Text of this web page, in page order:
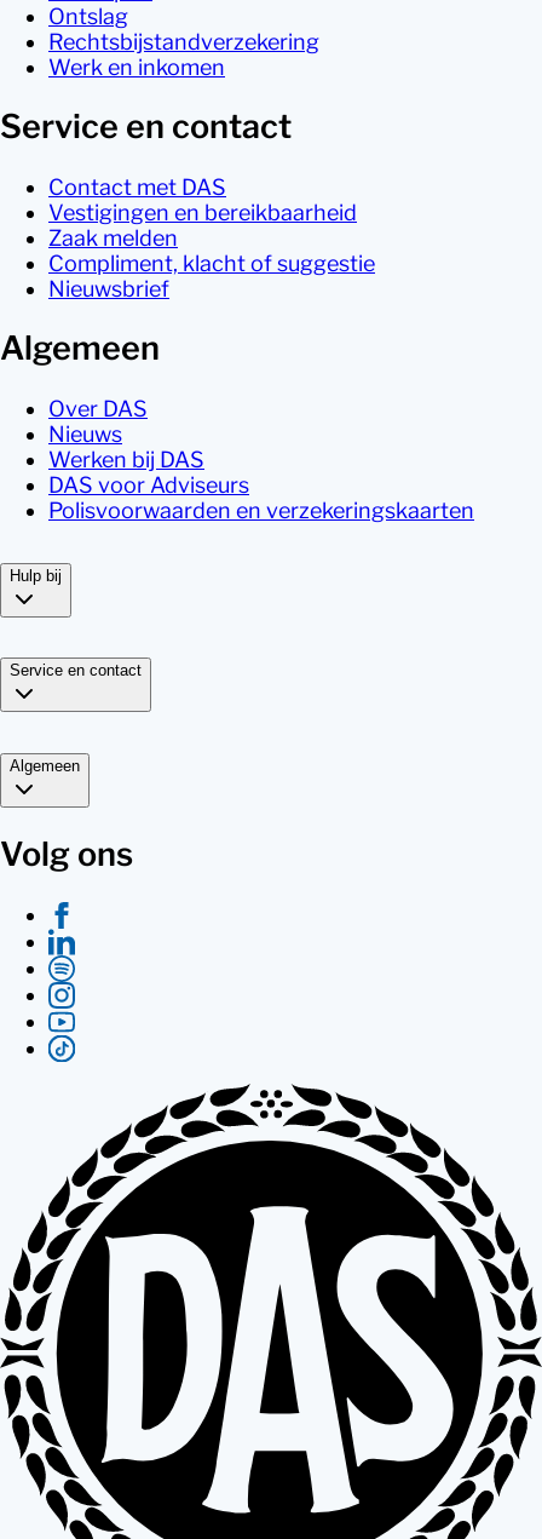
Ontslag
Rechtsbijstandverzekering
Werk en inkomen
Service en contact
Contact met DAS
Vestigingen en bereikbaarheid
Zaak melden
Compliment, klacht of suggestie
Nieuwsbrief
Algemeen
Over DAS
Nieuws
Werken bij DAS
DAS voor Adviseurs
Polisvoorwaarden en verzekeringskaarten
Hulp bij
Service en contact
Algemeen
Volg ons